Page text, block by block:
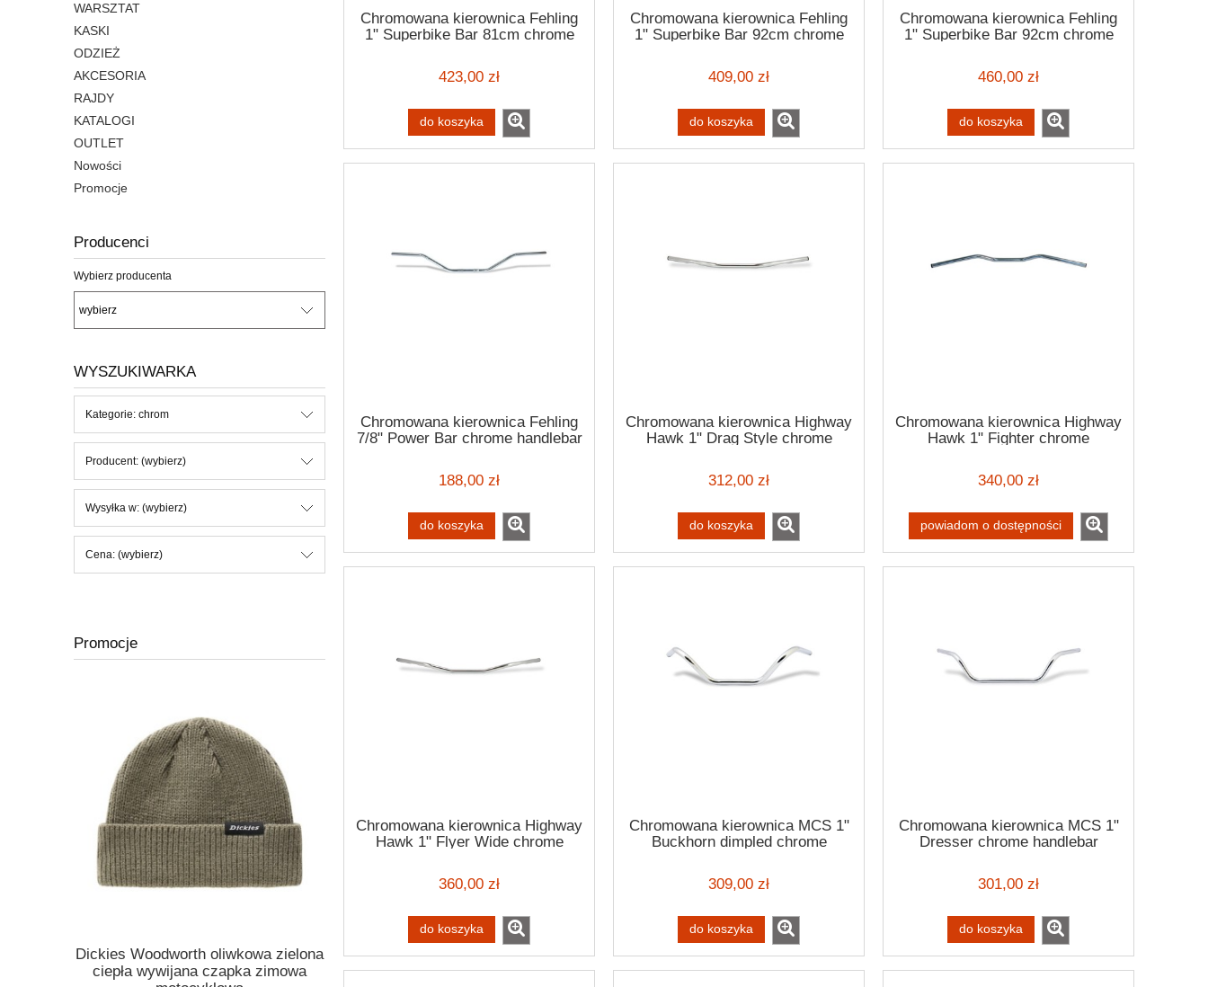
WARSZTAT
KASKI
ODZIEŻ
AKCESORIA
RAJDY
KATALOGI
OUTLET
Nowości
Promocje
Producenci
Wybierz producenta
WYSZUKIWARKA
Kategorie: chrom
Producent: (wybierz)
Wysyłka w: (wybierz)
Cena: (wybierz)
Promocje
Dickies Woodworth oliwkowa zielona
ciepła wywijana czapka zimowa
Kask Roeg Jett helmet Oompa
orange pomarańczowy stylowy kask
Uniwersalna kierownica motocyklowa
CLIP ON 41mm EMGO czarna
Ride John Doe Daytona buty
motocyklowe trapery krótkie
Flanlowa
Sacramento
Chromowana kierownica Fehling
1" Superbike Bar 81cm chrome
423,00 zł
do koszyka
Chromowana kierownica Fehling
1" Superbike Bar 92cm chrome
409,00 zł
do koszyka
Chromowana kierownica Fehling
1" Superbike Bar 92cm chrome
460,00 zł
do koszyka
Chromowana kierownica Fehling
7/8" Power Bar chrome handlebar
188,00 zł
do koszyka
Chromowana kierownica Highway
Hawk 1" Drag Style chrome
312,00 zł
do koszyka
Chromowana kierownica Highway
Hawk 1" Fighter chrome
340,00 zł
powiadom o dostępności
Chromowana kierownica Highway
Hawk 1" Flyer Wide chrome
360,00 zł
do koszyka
Chromowana kierownica MCS 1"
Buckhorn dimpled chrome
309,00 zł
do koszyka
Chromowana kierownica MCS 1"
Dresser chrome handlebar
301,00 zł
do koszyka